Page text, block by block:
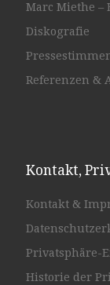
Marc Miethe –
Diskografie
Referenzen &
Kontakt,
Kontakt &
Privatsphäre-
Historie der